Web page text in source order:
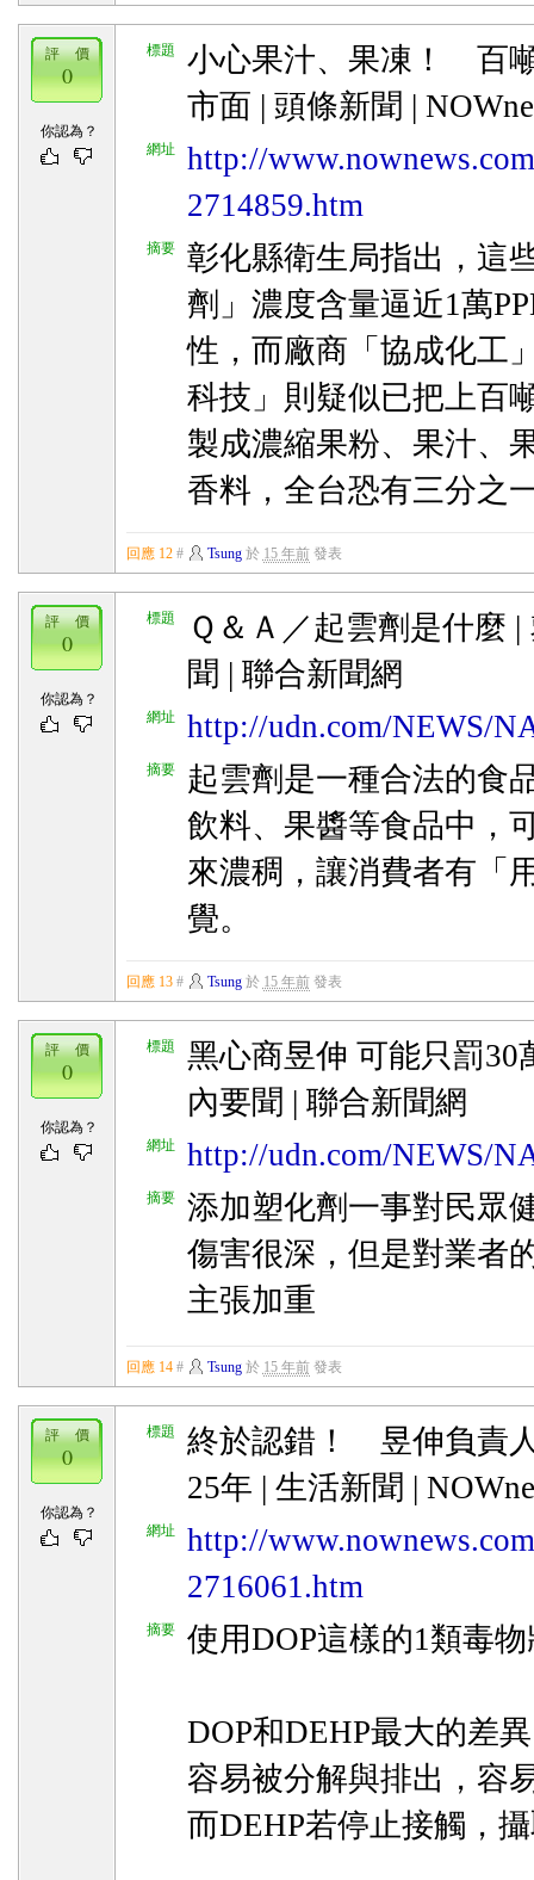
標題
小心果汁、果凍！ 百
市面 | 頭條新聞 |
網址
http://
2714859.htm
摘要
彰化縣衛生局指出，這
劑」濃度含量逼近1萬
性，而廠商「協成化工
科技」則疑似已把上百
製成濃縮果粉、果汁、
香料，全台恐有三分之
評 價
0
你認為？
回應 12 # Tsung於 15 年前發表
標題
Ｑ＆Ａ／起雲劑是什麼
聞 | 聯合新聞網
網址 http://udn.com/NEWS/
摘要
起雲劑是一種合法的食
飲料、果醬等食品中，
來濃稠，讓消費者有「
覺。
評 價
0
你認為？
回應 13 # Tsung於 15 年前發表
標題
黑心商昱伸 可能只罰30
內要聞 | 聯合新聞網
網址 http://udn.com/NEWS/
摘要
添加塑化劑一事對民眾
傷害很深，但是對業者
主張加重
評 價
0
你認為？
回應 14 # Tsung於 15 年前發表
標題
終於認錯！ 昱伸負責
25年 | 生活新聞 |
網址
http://
2716061.htm
摘要 使用DOP這樣的1類毒
DOP和DEHP最大的差
容易被分解與排出，容
而DEHP若停止接觸，
評 價
0
你認為？